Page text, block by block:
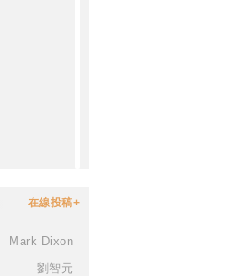
在線投稿+
Mark Dixon
劉智元